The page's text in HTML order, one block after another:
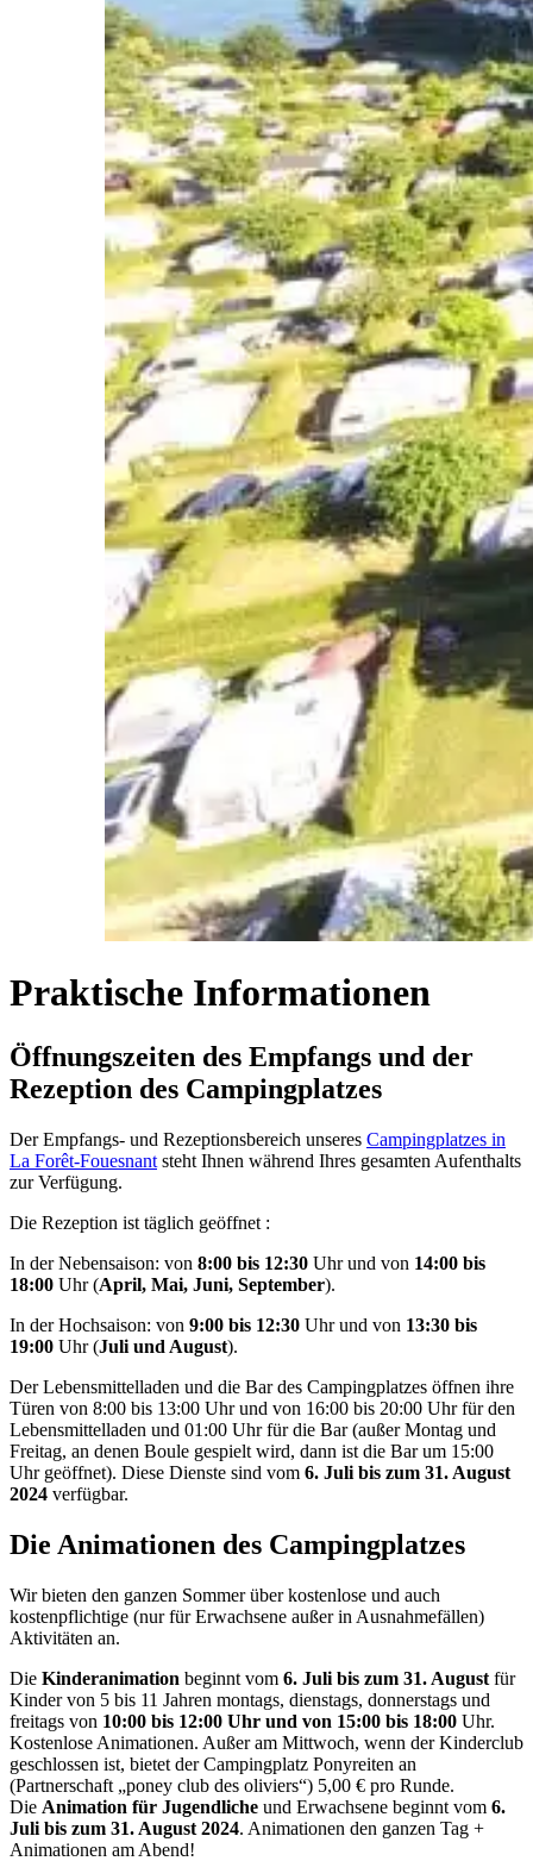
Praktische Informationen
Öffnungszeiten des Empfangs und der
Rezeption des Campingplatzes
Der Empfangs- und Rezeptionsbereich unseres Campingplatzes in
La Forêt-Fouesnant steht Ihnen während Ihres gesamten Aufenthalts
zur Verfügung.
Die Rezeption ist täglich geöffnet :
In der Nebensaison: von 8:00 bis 12:30 Uhr und von 14:00 bis
18:00 Uhr (April, Mai, Juni, September).
In der Hochsaison: von 9:00 bis 12:30 Uhr und von 13:30 bis
19:00 Uhr (Juli und August).
Der Lebensmittelladen und die Bar des Campingplatzes öffnen ihre
Türen von 8:00 bis 13:00 Uhr und von 16:00 bis 20:00 Uhr für den
Lebensmittelladen und 01:00 Uhr für die Bar (außer Montag und
Freitag, an denen Boule gespielt wird, dann ist die Bar um 15:00
Uhr geöffnet). Diese Dienste sind vom 6. Juli bis zum 31. August
2024 verfügbar.
Die Animationen des Campingplatzes
Wir bieten den ganzen Sommer über kostenlose und auch
kostenpflichtige (nur für Erwachsene außer in Ausnahmefällen)
Aktivitäten an.
Die Kinderanimation beginnt vom 6. Juli bis zum 31. August für
Kinder von 5 bis 11 Jahren montags, dienstags, donnerstags und
freitags von 10:00 bis 12:00 Uhr und von 15:00 bis 18:00 Uhr.
Kostenlose Animationen. Außer am Mittwoch, wenn der Kinderclub
geschlossen ist, bietet der Campingplatz Ponyreiten an
(Partnerschaft „poney club des oliviers“) 5,00 € pro Runde.
Die Animation für Jugendliche und Erwachsene beginnt vom 6.
Juli bis zum 31. August 2024. Animationen den ganzen Tag +
Animationen am Abend!